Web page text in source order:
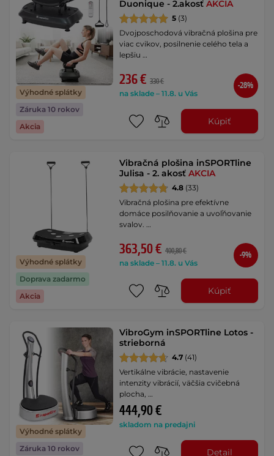
Výhodné splátky
Záruka 10 rokov
Akcia
Duonique - 2.akosťAKCIA
5 (3)
Dvojposchodová vibračná plošina pre
viac cvikov, posilnenie celého tela a
lepšiu …
236 € 330 €
na sklade – 11.8. u Vás
-28%
Kúpiť
Výhodné splátky
Doprava zadarmo
Akcia
Vibračná plošina inSPORTline
Julisa - 2. akosťAKCIA
4.8 (33)
Vibračná plošina pre efektívne
domáce posilňovanie a uvoľňovanie
svalov. …
363,50 € 400,80 €
na sklade – 11.8. u Vás
-9%
Kúpiť
Výhodné splátky
Záruka 10 rokov
VibroGym inSPORTline Lotos -
strieborná
4.7 (41)
Vertikálne vibrácie, nastavenie
intenzity vibrácií, väčšia cvičebná
plocha, …
444,90 €
skladom na predajni
Detail